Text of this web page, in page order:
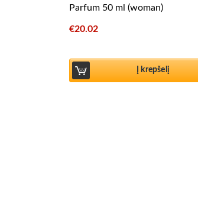
Parfum 50 ml (woman)
€20.02
Į krepšelį